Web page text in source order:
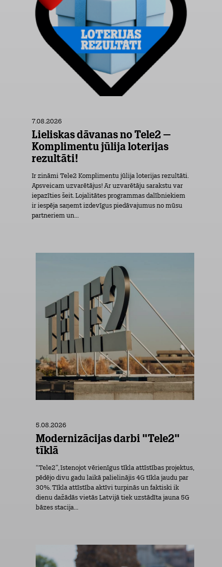
7.08.2026
Lieliskas dāvanas no Tele2 –
Komplimentu jūlija loterijas
rezultāti!
Ir zināmi Tele2 Komplimentu jūlija loterijas rezultāti.
Apsveicam uzvarētājus! Ar uzvarētāju sarakstu var
iepazīties šeit. Lojalitātes programmas dalībniekiem
ir iespēja saņemt izdevīgus piedāvajumus no mūsu
partneriem un...
5.08.2026
Modernizācijas darbi "Tele2"
tīklā
“Tele2”, īstenojot vērienīgus tīkla attīstības projektus,
pēdējo divu gadu laikā palielinājis 4G tīkla jaudu par
30%. Tīkla attīstība aktīvi turpinās un faktiski ik
dienu dažādās vietās Latvijā tiek uzstādīta jauna 5G
bāzes stacija...